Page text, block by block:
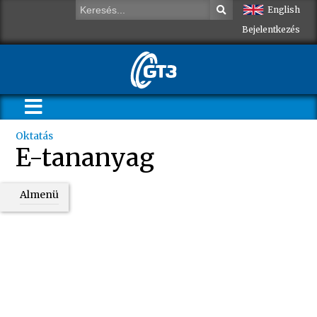
English
Bejelentkezés
Oktatás
E-tananyag
Almenü